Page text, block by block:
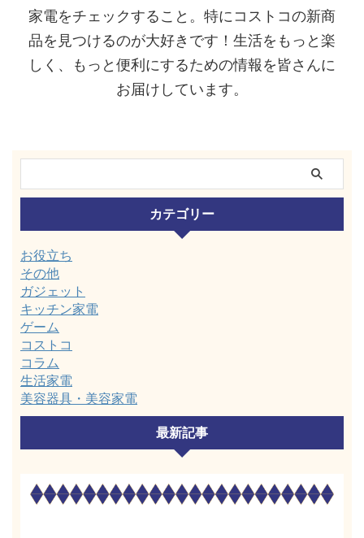
家電をチェックすること。特にコストコの新商
品を見つけるのが大好きです！生活をもっと楽
しく、もっと便利にするための情報を皆さんに
お届けしています。
カテゴリー
お役立ち
その他
ガジェット
キッチン家電
ゲーム
コストコ
コラム
生活家電
美容器具・美容家電
最新記事